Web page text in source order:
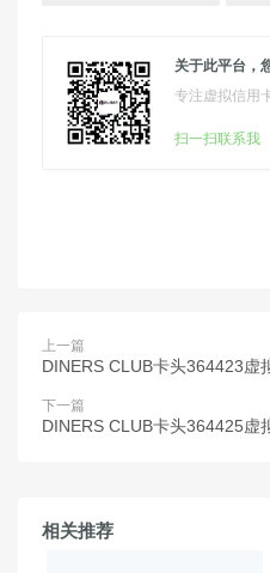
关于此平台，
专注虚拟信用
扫一扫联系我
上一篇
DINERS CLUB卡头364423虚
下一篇
DINERS CLUB卡头364425虚
相关推荐